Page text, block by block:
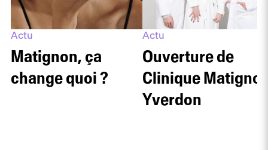
Actu
Matignon, ça
change quoi ?
Actu
Ouverture de
Clinique
Yverdon